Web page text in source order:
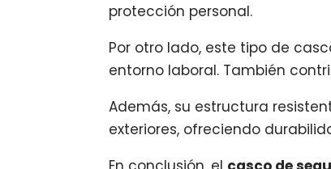
protección personal.
Por otro lado, este tipo de
entorno laboral. También
Además, su estructura
exteriores, ofreciendo